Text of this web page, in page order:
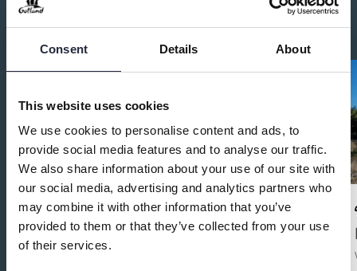
Consent Details About
This website uses cookies
We use cookies to personalise content and ads, to
provide social media features and to analyse our traffic.
We also share information about your use of our site with
our social media, advertising and analytics partners who
may combine it with other information that you’ve
provided to them or that they’ve collected from your use
of their services.
Du kanske också är intresserad av:
Ta hand om klubban - Spela som